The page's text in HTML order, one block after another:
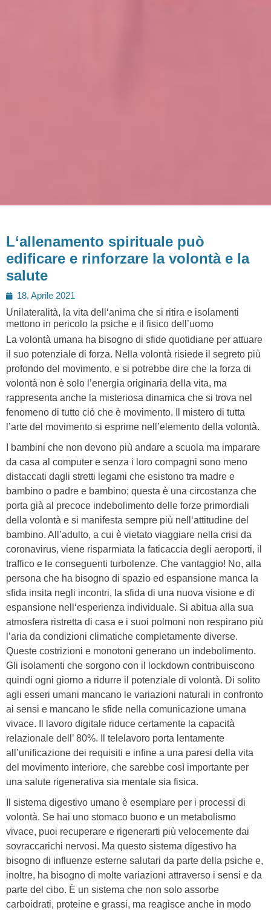
L‘allenamento spirituale può
edificare e rinforzare la volontà e la
salute
Posted
on
18. Aprile 2021
Unilateralità, la vita dell‘anima che si ritira e isolamenti
mettono in pericolo la psiche e il fisico dell’uomo
La volontà umana ha bisogno di sfide quotidiane per attuare
il suo potenziale di forza. Nella volontà risiede il segreto più
profondo del movimento, e si potrebbe dire che la forza di
volontà non è solo l’energia originaria della vita, ma
rappresenta anche la misteriosa dinamica che si trova nel
fenomeno di tutto ciò che è movimento. Il mistero di tutta
l’arte del movimento si esprime nell’elemento della volontà.
I bambini che non devono più andare a scuola ma imparare
da casa al computer e senza i loro compagni sono meno
distaccati dagli stretti legami che esistono tra madre e
bambino o padre e bambino; questa è una circostanza che
porta già al precoce indebolimento delle forze primordiali
della volontà e si manifesta sempre più nell‘attitudine del
bambino. All’adulto, a cui è vietato viaggiare nella crisi da
coronavirus, viene risparmiata la faticaccia degli aeroporti, il
traffico e le conseguenti turbolenze. Che vantaggio! No, alla
persona che ha bisogno di spazio ed espansione manca la
sfida insita negli incontri, la sfida di una nuova visione e di
espansione nell‘esperienza individuale. Si abitua alla sua
atmosfera ristretta di casa e i suoi polmoni non respirano più
l’aria da condizioni climatiche completamente diverse.
Queste costrizioni e monotoni generano un indebolimento.
Gli isolamenti che sorgono con il lockdown contribuiscono
quindi ogni giorno a ridurre il potenziale di volontà. Di solito
agli esseri umani mancano le variazioni naturali in confronto
ai sensi e mancano le sfide nella comunicazione umana
vivace. Il lavoro digitale riduce certamente la capacità
relazionale dell’ 80%. Il telelavoro porta lentamente
all’unificazione dei requisiti e infine a una paresi della vita
del movimento interiore, che sarebbe così importante per
una salute rigenerativa sia mentale sia fisica.
Il sistema digestivo umano è esemplare per i processi di
volontà. Se hai uno stomaco buono e un metabolismo
vivace, puoi recuperare e rigenerarti più velocemente dai
sovraccarichi nervosi. Ma questo sistema digestivo ha
bisogno di influenze esterne salutari da parte della psiche e,
inoltre, ha bisogno di molte variazioni attraverso i sensi e da
parte del cibo. È un sistema che non solo assorbe
carboidrati, proteine e grassi, ma reagisce anche in modo